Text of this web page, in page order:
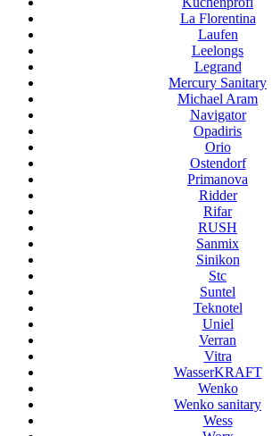
La Florentina
Laufen
Leelongs
Legrand
Mercury Sanitary
Michael Aram
Navigator
Opadiris
Orio
Ostendorf
Primanova
Ridder
Rifar
RUSH
Sanmix
Sinikon
Stc
Suntel
Teknotel
Uniel
Verran
Vitra
WasserKRAFT
Wenko
Wenko sanitary
Wess